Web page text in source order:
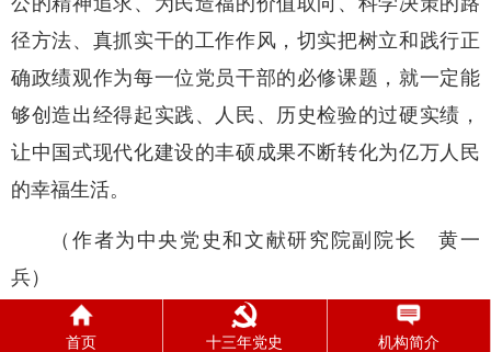
径方法、真抓实干的工作作风，切实把树立和践行正
确政绩观作为每一位党员干部的必修课题，就一定能
够创造出经得起实践、人民、历史检验的过硬实绩，
让中国式现代化建设的丰硕成果不断转化为亿万人民
的幸福生活。
（作者为中央党史和文献研究院副院长 黄一
兵）
来源：《 人民日报 》（ 2026年05月25日 09 版）
首页 十三年党史 机构简介